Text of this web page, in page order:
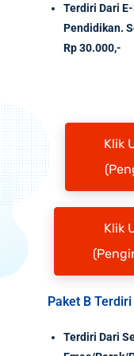
Terdiri Dari
Pendidikan.
Rp 30.000,-
Klik
Klik
Paket B Terdiri
Terdiri Dari